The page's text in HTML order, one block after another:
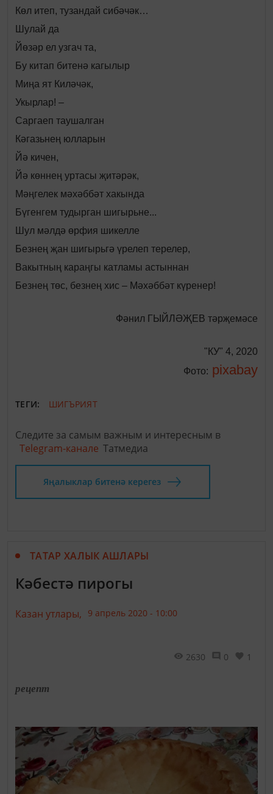
Көл итеп, тузандай сибәчәк…
Шулай да
Йөзәр ел узгач та,
Бу китап битенә кагылыр
Миңа ят Киләчәк,
Укырлар! –
Саргаеп таушалган
Кәгазьнең юлларын
Йә кичен,
Йә көннең уртасы җитәрәк,
Мәңгелек мәхәббәт хакында
Бүгенгем тудырган шигырьне...
Шул мәлдә өрфия шикелле
Безнең җан шигырьгә үрелеп терелер,
Вакытның караңгы катламы астыннан
Безнең төс, безнең хис – Мәхәббәт күренер!
Фәнил ГЫЙЛӘҖЕВ тәрҗемәсе
"КУ" 4, 2020
Фото: pixabay
ТЕГИ: ШИГЪРИЯТ
Следите за самым важным и интересным в
Telegram-канале Татмедиа
Яңалыклар битенә керегез
ТАТАР ХАЛЫК АШЛАРЫ
Кәбестә пирогы
Казан утлары, 9 апрель 2020 - 10:00
2630 0 1
рецепт